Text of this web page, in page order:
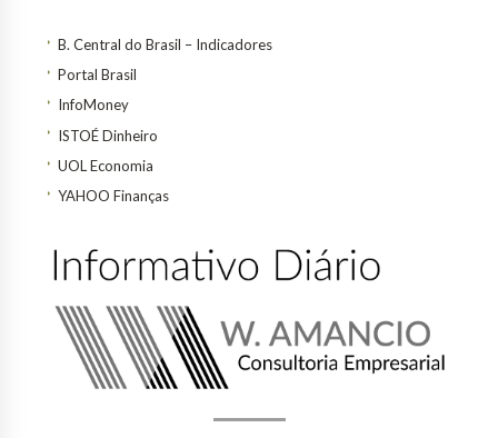
B. Central do Brasil – Indicadores
Portal Brasil
InfoMoney
ISTOÉ Dinheiro
UOL Economia
YAHOO Finanças